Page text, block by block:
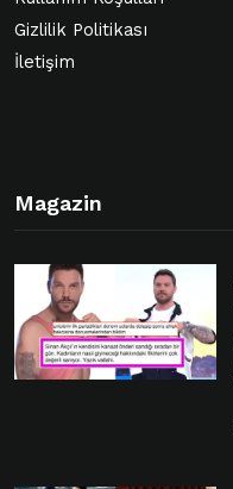
Gizlilik Politikası
İletişim
Magazin